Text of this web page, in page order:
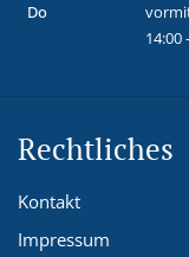
Do
14:00
Rechtliches
Kontakt
Impressum